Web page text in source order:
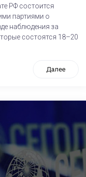
РФ состоится
партиями о
наблюдения за
состоятся 18–20
Далее